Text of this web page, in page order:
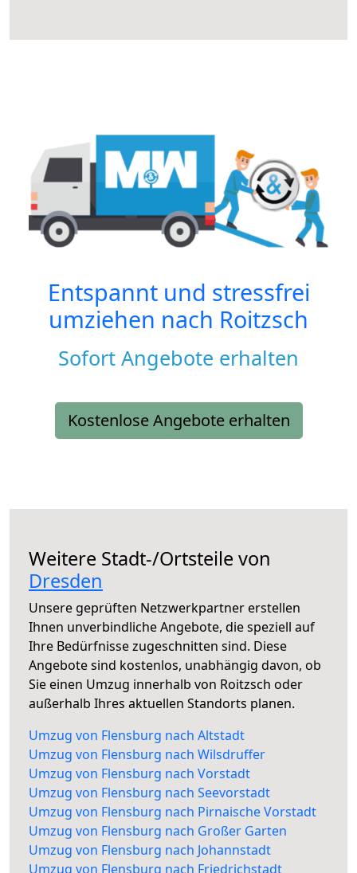
Entspannt und stressfrei
umziehen nach Roitzsch
Sofort Angebote erhalten
Kostenlose Angebote erhalten
Weitere Stadt-/Ortsteile von
Dresden
Unsere geprüften Netzwerkpartner erstellen
Ihnen unverbindliche Angebote, die speziell auf
Ihre Bedürfnisse zugeschnitten sind. Diese
Angebote sind kostenlos, unabhängig davon, ob
Sie einen Umzug innerhalb von Roitzsch oder
außerhalb Ihres aktuellen Standorts planen.
Umzug von Flensburg nach Altstadt
Umzug von Flensburg nach Wilsdruffer
Umzug von Flensburg nach Vorstadt
Umzug von Flensburg nach Seevorstadt
Umzug von Flensburg nach Pirnaische Vorstadt
Umzug von Flensburg nach Großer Garten
Umzug von Flensburg nach Johannstadt
Umzug von Flensburg nach Friedrichstadt